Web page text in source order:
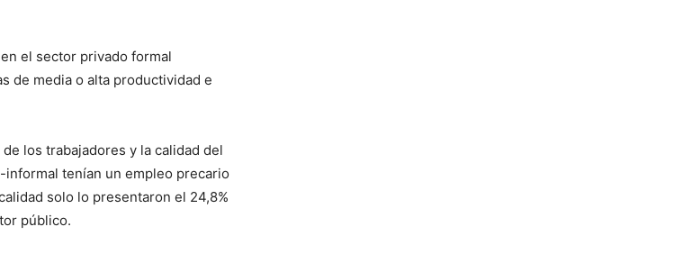
el sector privado formal
de media o alta productividad e
los trabajadores y la calidad del
informal tenían un empleo precario
solo lo presentaron el 24,8%
público.